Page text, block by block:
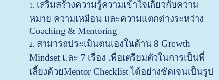
เสริมสร้างความรู้ความเข้าใจเกี่ยวกับความ
หมาย ความเหมือน และความแตกต่างระหว่าง
Coaching & Mentoring
สามารถประเมินตนเองในด้าน 8 Growth
Mindset และ 7 เรื่อง เพื่อเตรียมตัวในการเป็นพี่
เลี้ยงด้วยMentor Checklist ได้อย่างชัดเจนเป็นรูป